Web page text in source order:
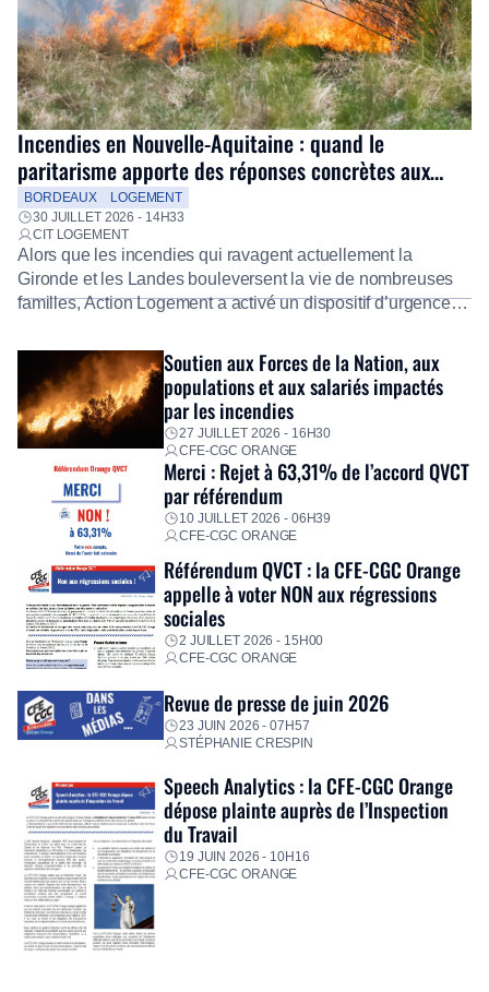
Incendies en Nouvelle-Aquitaine : quand le
paritarisme apporte des réponses concrètes aux
salariés
BORDEAUX
LOGEMENT
30 JUILLET 2026 - 14H33
CIT LOGEMENT
Alors que les incendies qui ravagent actuellement la
Gironde et les Landes bouleversent la vie de nombreuses
familles, Action Logement a activé un dispositif d’urgence
Fidèle à sa mission d’utilité sociale, le Groupe mobilise
immédiatement ses équipes afin de proposer un diagnostic
personnalisé, des aides financières pour faire face aux
premières dépenses, […]
Soutien aux Forces de la Nation, aux
populations et aux salariés impactés
par les incendies
27 JUILLET 2026 - 16H30
CFE-CGC ORANGE
Merci : Rejet à 63,31% de l’accord QVCT
par référendum
10 JUILLET 2026 - 06H39
CFE-CGC ORANGE
Référendum QVCT : la CFE-CGC Orange
appelle à voter NON aux régressions
sociales
2 JUILLET 2026 - 15H00
CFE-CGC ORANGE
Revue de presse de juin 2026
23 JUIN 2026 - 07H57
STÉPHANIE CRESPIN
Speech Analytics : la CFE-CGC Orange
dépose plainte auprès de l’Inspection
du Travail
19 JUIN 2026 - 10H16
CFE-CGC ORANGE